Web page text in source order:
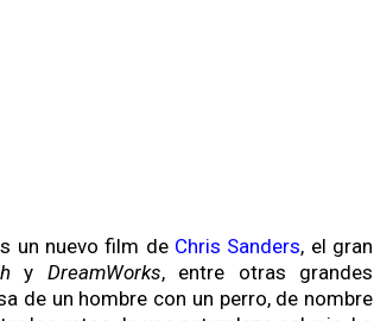
un nuevo film de Chris Sanders, el gran
y DreamWorks, entre otras grandes
de un hombre con un perro, de nombre